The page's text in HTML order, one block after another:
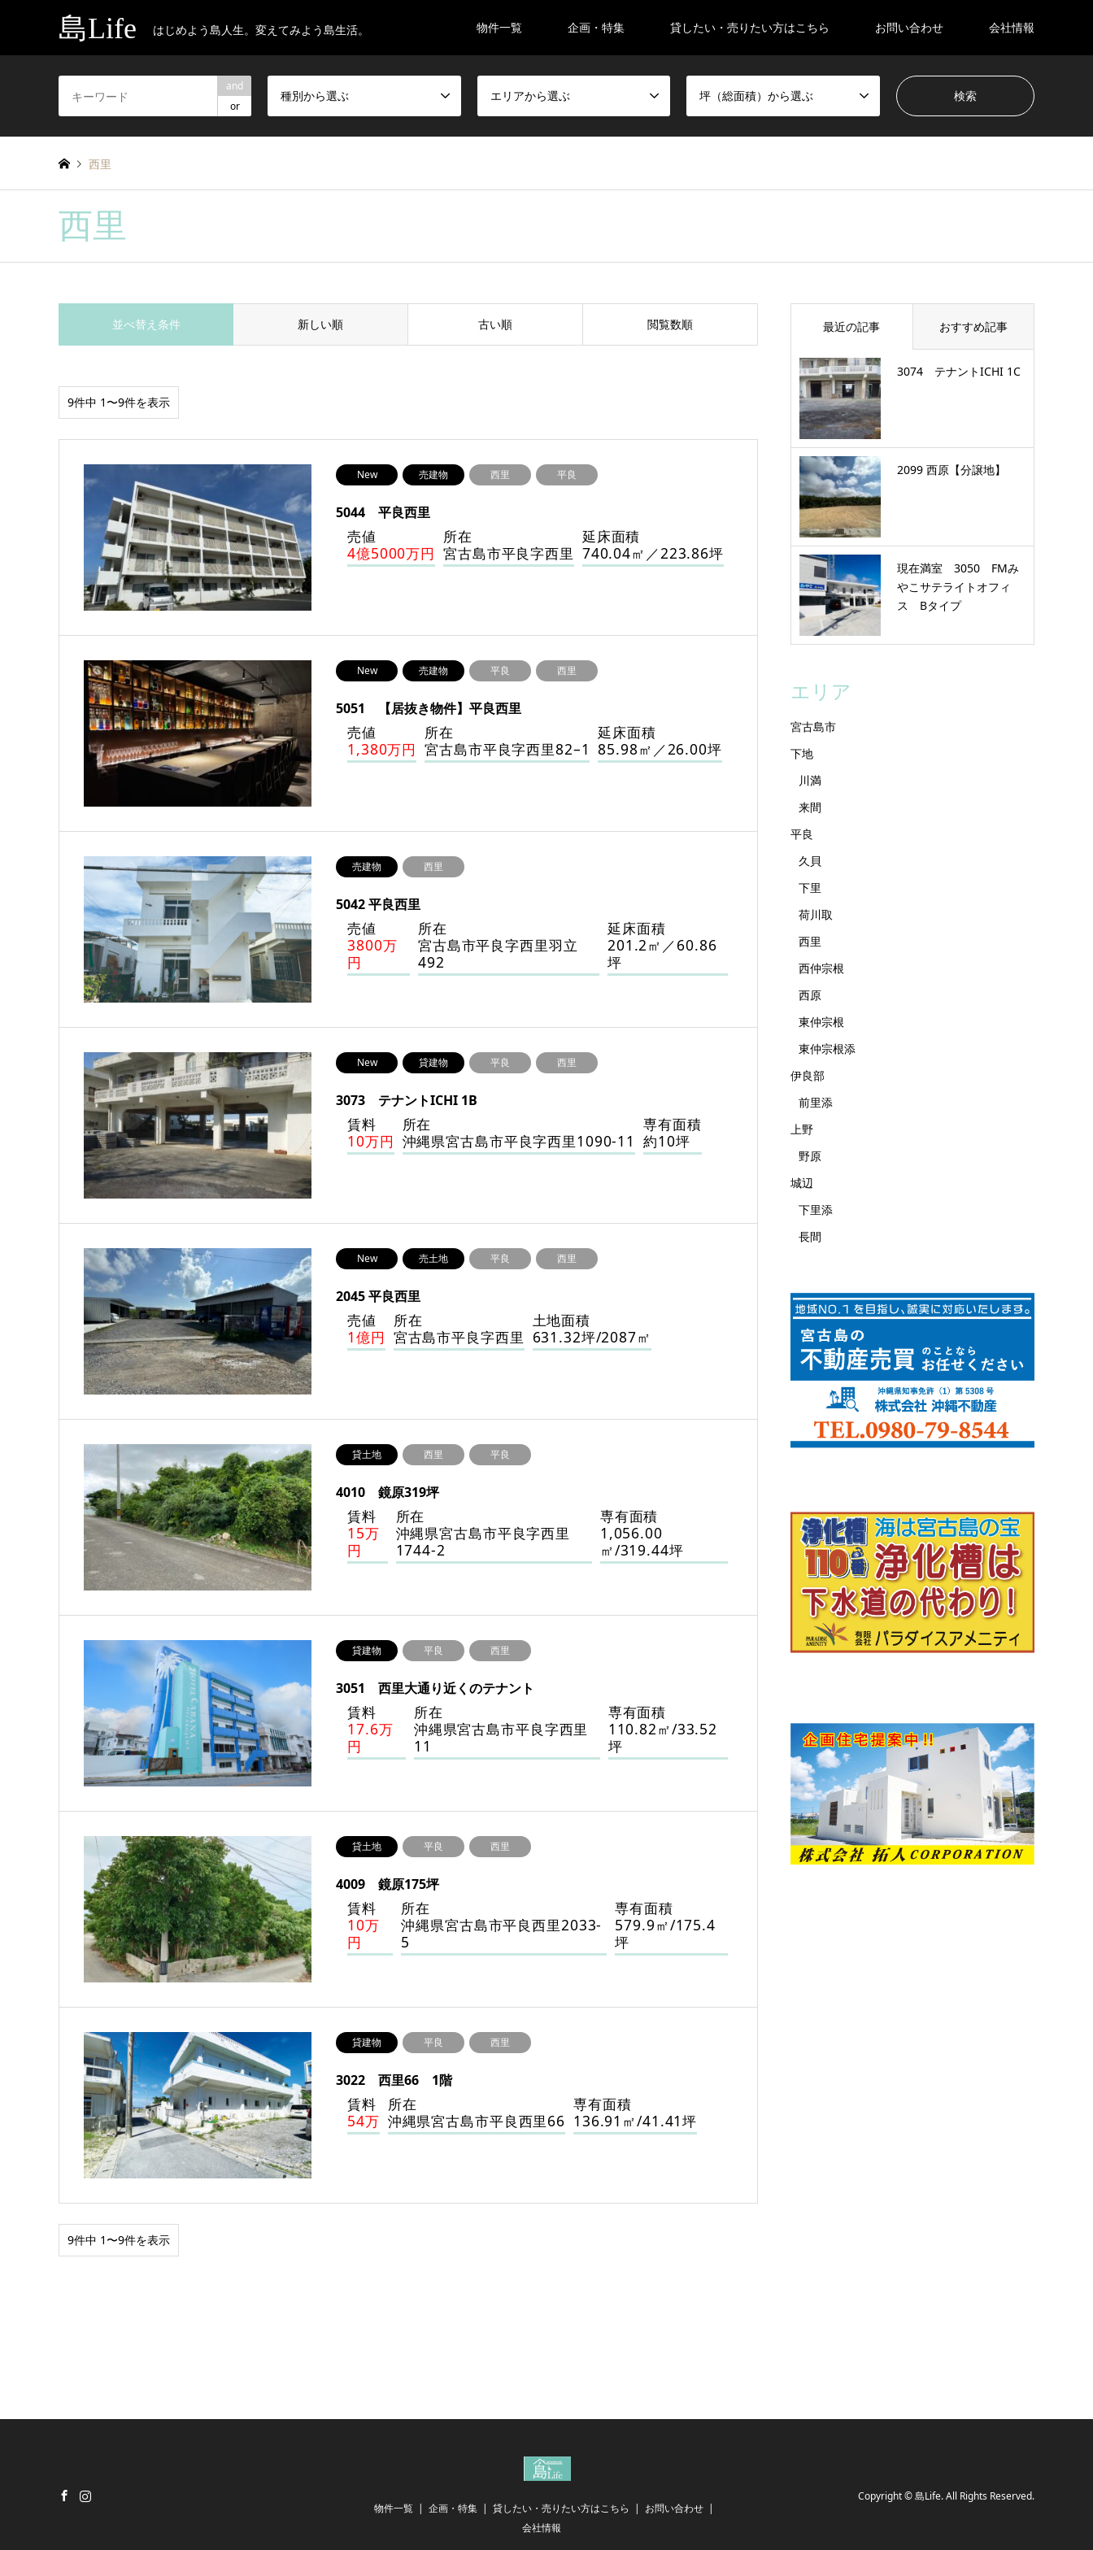
島Life はじめよう島人生。変えてみよう島生活。 物件一覧 企画・特集 貸したい・売りたい方はこちら お問い合わせ 会社情報
and
or
種別から選ぶ エリアから選ぶ 坪（総面積）から選ぶ
西里
西里
並べ替え条件 新しい順 古い順 閲覧数順
9件中 1〜9件を表示
New 売建物 西里 平良
5044 平良西里
売値
4億5000万円
所在
宮古島市平良字西里
延床面積
740.04㎡／223.86坪
New 売建物 平良 西里
5051 【居抜き物件】平良西里
売値
1,380万円
所在
宮古島市平良字西里82–1
延床面積
85.98㎡／26.00坪
売建物 西里
5042 平良西里
売値
3800万
円
所在
宮古島市平良字西里羽立
492
延床面積
201.2㎡／60.86
坪
New 貸建物 平良 西里
3073 テナントICHI 1B
賃料
10万円
所在
沖縄県宮古島市平良字西里1090-11
専有面積
約10坪
New 売土地 平良 西里
2045 平良西里
売値
1億円
所在
宮古島市平良字西里
土地面積
631.32坪/2087㎡
貸土地 西里 平良
4010 鏡原319坪
賃料
15万
円
所在
沖縄県宮古島市平良字西里
1744-2
専有面積
1,056.00
㎡/319.44坪
貸建物 平良 西里
3051 西里大通り近くのテナント
賃料
17.6万
円
所在
沖縄県宮古島市平良字西里
11
専有面積
110.82㎡/33.52
坪
貸土地 平良 西里
4009 鏡原175坪
賃料
10万
円
所在
沖縄県宮古島市平良西里2033-
5
専有面積
579.9㎡/175.4
坪
貸建物 平良 西里
3022 西里66 1階
賃料
54万
所在
沖縄県宮古島市平良西里66
専有面積
136.91㎡/41.41坪
9件中 1〜9件を表示
最近の記事 おすすめ記事
3074 テナントICHI 1C
2099 西原【分譲地】
現在満室 3050 FMみ
やこサテライトオフィ
ス Bタイプ
エリア
宮古島市
下地
川満
来間
平良
久貝
下里
荷川取
西里
西仲宗根
西原
東仲宗根
東仲宗根添
伊良部
前里添
上野
野原
城辺
下里添
長間
物件一覧 企画・特集 貸したい・売りたい方はこちら
お問い合わせ
会社情報
Copyright©島Life. All Rights Reserved.